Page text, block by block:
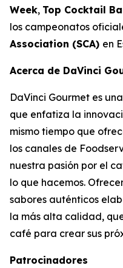
Week, Top Cocktail
los campeonatos
Association (SCA) en
Acerca de DaVinci
DaVinci Gourmet es
que enfatiza la
mismo tiempo que
los canales de
nuestra pasión por el
lo que hacemos.
sabores auténticos
la más alta calidad,
café para crear sus
Patrocinadores